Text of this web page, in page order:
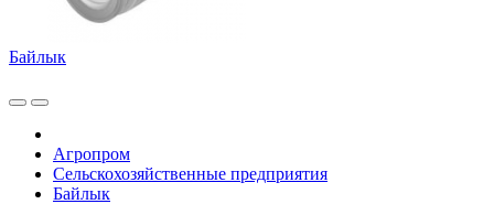
Байлык
Агропром
Сельскохозяйственные предприятия
Байлык